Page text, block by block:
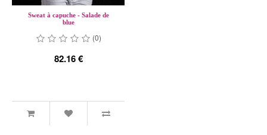
Sweat à capuche - Salade de
blue
(0)
82.16 €